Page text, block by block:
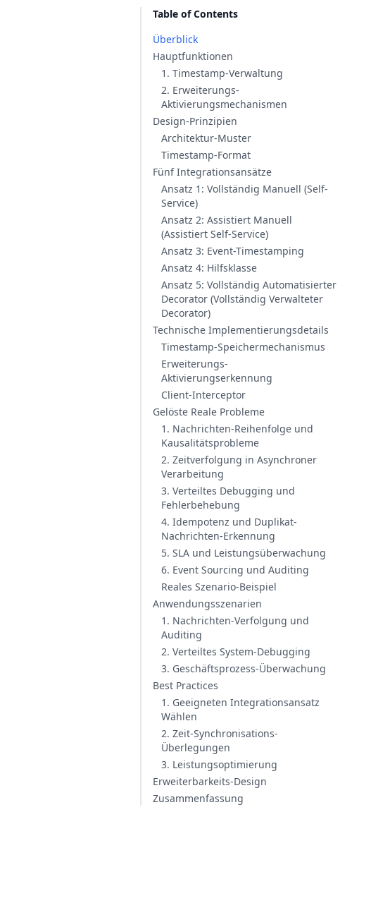
Table of Contents
Überblick
Hauptfunktionen
1. Timestamp-Verwaltung
2. Erweiterungs-
Aktivierungsmechanismen
Design-Prinzipien
Architektur-Muster
Timestamp-Format
Fünf Integrationsansätze
Ansatz 1: Vollständig Manuell (Self-
Service)
Ansatz 2: Assistiert Manuell
(Assistiert Self-Service)
Ansatz 3: Event-Timestamping
Ansatz 4: Hilfsklasse
Ansatz 5: Vollständig Automatisierter
Decorator (Vollständig Verwalteter
Decorator)
Technische Implementierungsdetails
Timestamp-Speichermechanismus
Erweiterungs-
Aktivierungserkennung
Client-Interceptor
Gelöste Reale Probleme
1. Nachrichten-Reihenfolge und
Kausalitätsprobleme
2. Zeitverfolgung in Asynchroner
Verarbeitung
3. Verteiltes Debugging und
Fehlerbehebung
4. Idempotenz und Duplikat-
Nachrichten-Erkennung
5. SLA und Leistungsüberwachung
6. Event Sourcing und Auditing
Reales Szenario-Beispiel
Anwendungsszenarien
1. Nachrichten-Verfolgung und
Auditing
2. Verteiltes System-Debugging
3. Geschäftsprozess-Überwachung
Best Practices
1. Geeigneten Integrationsansatz
Wählen
2. Zeit-Synchronisations-
Überlegungen
3. Leistungsoptimierung
Erweiterbarkeits-Design
Zusammenfassung